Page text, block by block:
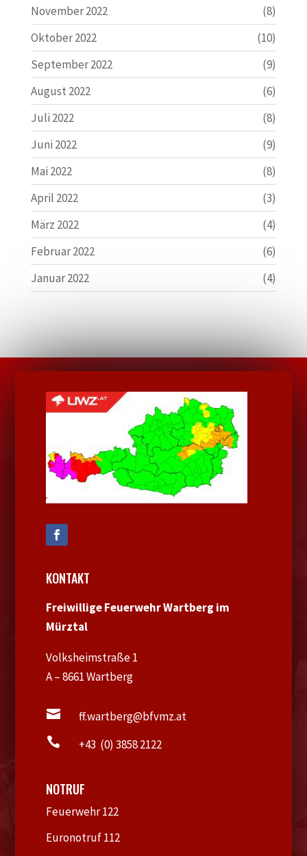
November 2022
(8)
Oktober 2022
(10)
September 2022
(9)
August 2022
(6)
Juli 2022
(8)
Juni 2022
(9)
Mai 2022
(8)
April 2022
(3)
März 2022
(4)
Februar 2022
(6)
Januar 2022
(4)
KONTAKT
Freiwillige Feuerwehr Wartberg im
Mürztal
Volksheimstraße 1
A – 8661 Wartberg
 ff.wartberg@bfvmz.at
 +43 (0) 3858 2122
NOTRUF
Feuerwehr 122
Euronotruf 112